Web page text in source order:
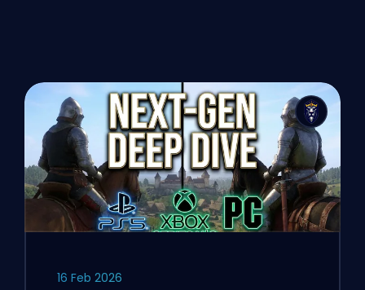
16 Feb 2026